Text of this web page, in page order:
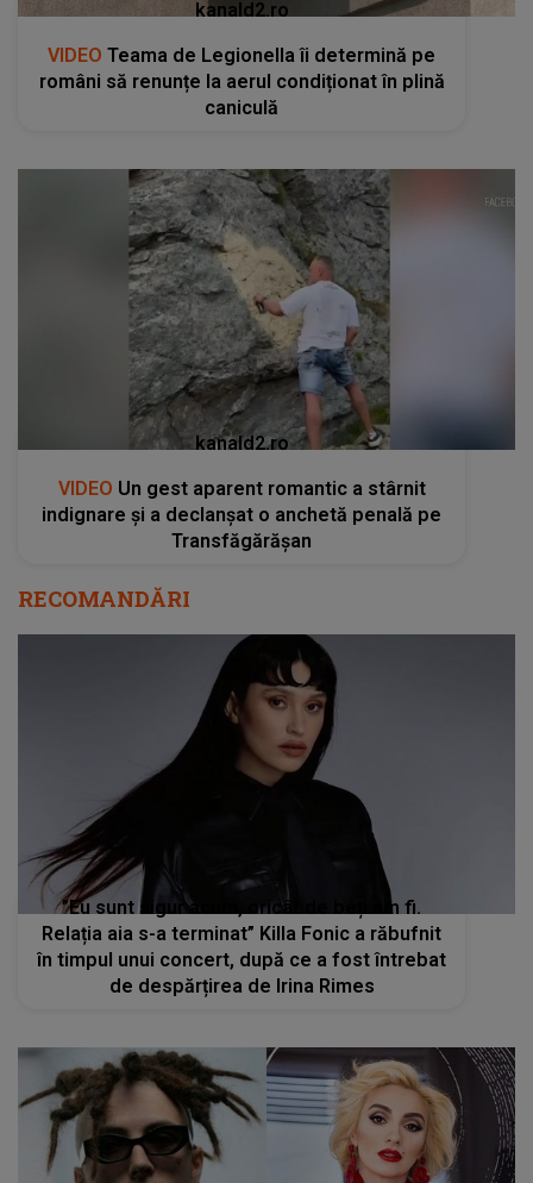
kanald2.ro
VIDEO Teama de Legionella îi determină pe
români să renunțe la aerul condiționat în plină
caniculă
kanald2.ro
VIDEO Un gest aparent romantic a stârnit
indignare și a declanșat o anchetă penală pe
Transfăgărășan
RECOMANDĂRI
”Eu sunt sigur acum, oricât de beți am fi.
Relația aia s-a terminat” Killa Fonic a răbufnit
în timpul unui concert, după ce a fost întrebat
de despărțirea de Irina Rimes